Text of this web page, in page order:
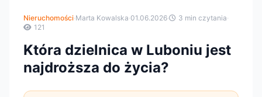
Nieruchomości·Marta Kowalska·01.06.2026· 3 min czytania·
121
Która dzielnica w Luboniu jest
najdroższa do życia?